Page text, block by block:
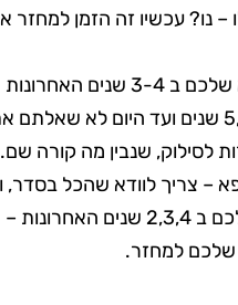
– נו? עכשיו זה הזמן
האחרונות
לסילוק, שנבין מה קורה שם.
– צריך לוודא שהכל
–
שלכם למחזר.